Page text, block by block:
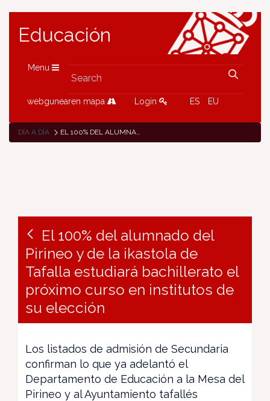
Educación
Menu
webgunearen mapa Login ES EU
DÍA A DÍA EL 100% DEL ALUMNADO DEL PIRINEO Y DE LA IKASTOLA DE TAFALLA ESTUDIARÁ BACHILLERATO EL PRÓXIMO CURSO EN INSTITUTOS DE SU ELECCIÓN
El 100% del alumnado del
Pirineo y de la ikastola de
Tafalla estudiará bachillerato el
próximo curso en institutos de
su elección
Los listados de admisión de Secundaria
confirman lo que ya adelantó el
Departamento de Educación a la Mesa del
Pirineo y al Ayuntamiento tafallés